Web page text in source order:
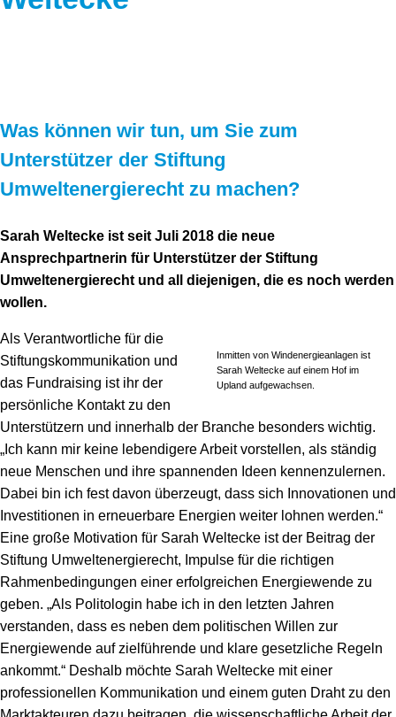
Was können wir tun, um Sie zum
Unterstützer der Stiftung
Umweltenergierecht zu machen?
Sarah Weltecke ist seit Juli 2018 die neue
Ansprechpartnerin für Unterstützer der Stiftung
Umweltenergierecht und all diejenigen, die es noch werden
wollen.
Inmitten von Windenergieanlagen ist
Sarah Weltecke auf einem Hof im
Upland aufgewachsen.
Als Verantwortliche für die
Stiftungskommunikation und
das Fundraising ist ihr der
persönliche Kontakt zu den
Unterstützern und innerhalb der Branche besonders wichtig.
„Ich kann mir keine lebendigere Arbeit vorstellen, als ständig
neue Menschen und ihre spannenden Ideen kennenzulernen.
Dabei bin ich fest davon überzeugt, dass sich Innovationen und
Investitionen in erneuerbare Energien weiter lohnen werden.“
Eine große Motivation für Sarah Weltecke ist der Beitrag der
Stiftung Umweltenergierecht, Impulse für die richtigen
Rahmenbedingungen einer erfolgreichen Energiewende zu
geben. „Als Politologin habe ich in den letzten Jahren
verstanden, dass es neben dem politischen Willen zur
Energiewende auf zielführende und klare gesetzliche Regeln
ankommt.“ Deshalb möchte Sarah Weltecke mit einer
professionellen Kommunikation und einem guten Draht zu den